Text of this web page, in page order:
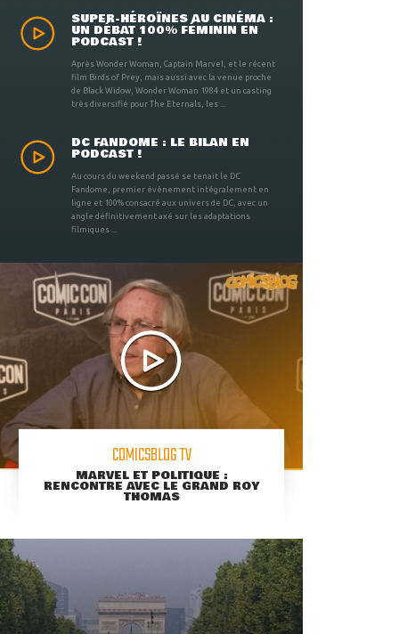
SUPER-HÉROÏNES AU CINÉMA :
UN DÉBAT 100% FÉMININ EN
PODCAST !
Après Wonder Woman, Captain Marvel, et le récent
film Birds of Prey, mais aussi avec la venue proche
de Black Widow, Wonder Woman 1984 et un casting
très diversifié pour The Eternals, les ...
DC FANDOME : LE BILAN EN
PODCAST !
Au cours du weekend passé se tenait le DC
Fandome, premier évènement intégralement en
ligne et 100% consacré aux univers de DC, avec un
angle définitivement axé sur les adaptations
filmiques ...
COMICSBLOG TV
MARVEL ET POLITIQUE :
RENCONTRE AVEC LE GRAND ROY
THOMAS